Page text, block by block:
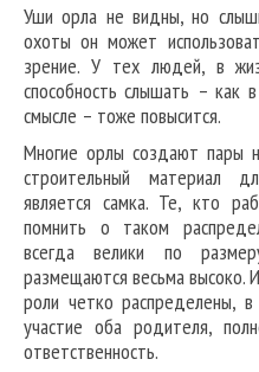
Уши орла не видны, но
охоты он может
зрение. У тех людей, в
способность слышать – как
смысле – тоже повысится.
Многие орлы создают пары
строительный материал
является самка. Те, кто
помнить о таком
всегда велики по
размещаются весьма высоко.
роли четко распределены,
участие оба родителя,
ответственность.